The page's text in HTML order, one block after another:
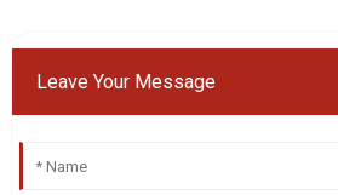
Leave Your Message